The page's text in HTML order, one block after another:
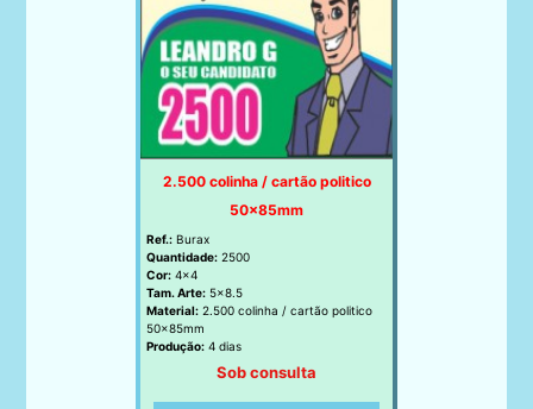
2.500 colinha / cartão politico
50x85mm
Ref.: Burax
Quantidade: 2500
Cor: 4x4
Tam. Arte: 5x8.5
Material: 2.500 colinha / cartão politico
50x85mm
Produção: 4 dias
Sob consulta